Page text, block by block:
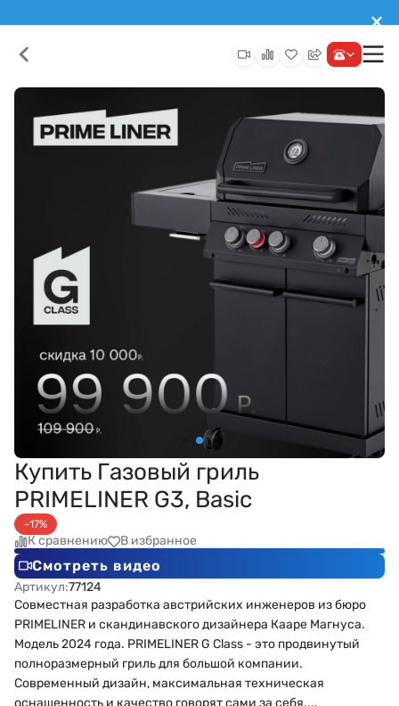
Купить Газовый гриль
PRIMELINER G3, Basic
-17%
К сравнению В избранное
Смотреть видео
Артикул:77124
Совместная разработка австрийских инженеров из бюро
PRIMELINER и скандинавского дизайнера Кааре Магнуса.
Модель 2024 года. PRIMELINER G Class - это продвинутый
полноразмерный гриль для большой компании.
Современный дизайн, максимальная техническая
оснащенность и качество говорят сами за себя....